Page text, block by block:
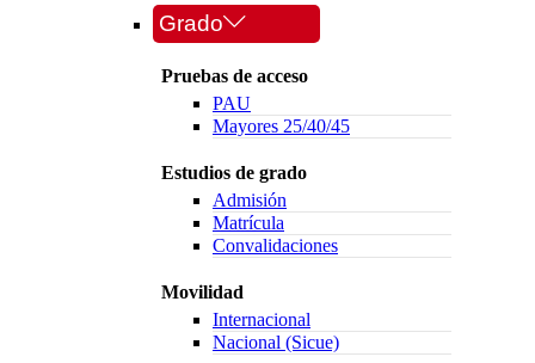
Grado
Pruebas de acceso
PAU
Mayores 25/40/45
Estudios de grado
Admisión
Matrícula
Convalidaciones
Movilidad
Internacional
Nacional (Sicue)